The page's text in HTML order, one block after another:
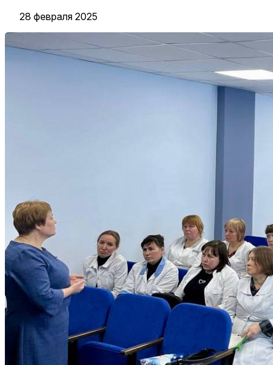
28 февраля 2025